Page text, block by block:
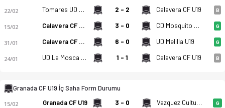
Granada CF U19 - Calavera CF U19 4-3 bitti. Gol anları,
22/02 Tomares UD U19 2 - 2 Calavera CF U19 B
15/02 Calavera CF U19 3 - 0 CD Mosquito U19 G
31/01 Calavera CF U19 6 - 0 UD Melilla U19 G
24/01 UD La Mosca U19 1 - 1 Calavera CF U19 B
Granada CF U19 İç Saha Form Durumu
15/02 Granada CF U19 3 - 0 Vazquez Cultural U19 G